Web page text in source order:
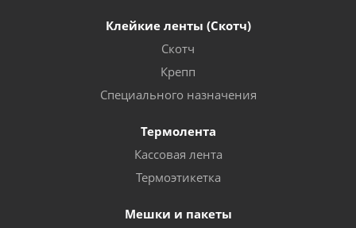
Клейкие ленты (Скотч)
Скотч
Крепп
Специального назначения
Термолента
Кассовая лента
Термоэтикетка
Мешки и пакеты